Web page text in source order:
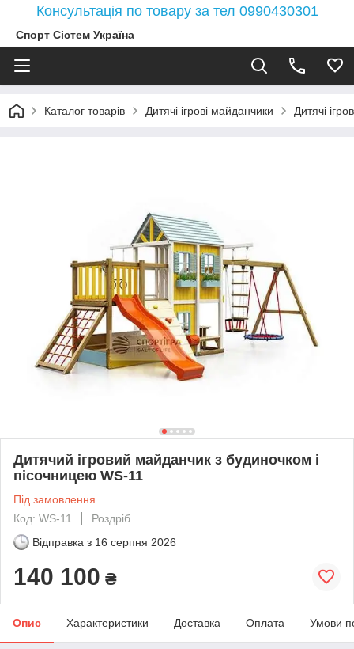
Консультація по товару за тел 0990430301
Спорт Сістем Україна
Каталог товарів Дитячі ігрові майданчики Дитячі
Дитячий ігровий майданчик з будиночком і
пісочницею WS-11
Під замовлення
Код: WS-11
Роздріб
Відправка з 16 серпня 2026
140 100 ₴
Опис Характеристики Доставка Оплата Умови